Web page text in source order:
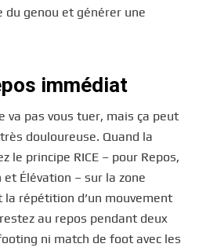
genou et générer une
immédiat
va pas vous tuer, mais ça peut
douloureuse. Quand la
le principe RICE – pour Repos,
et Élévation – sur la zone
la répétition d’un mouvement
au repos pendant deux
ni match de foot avec les